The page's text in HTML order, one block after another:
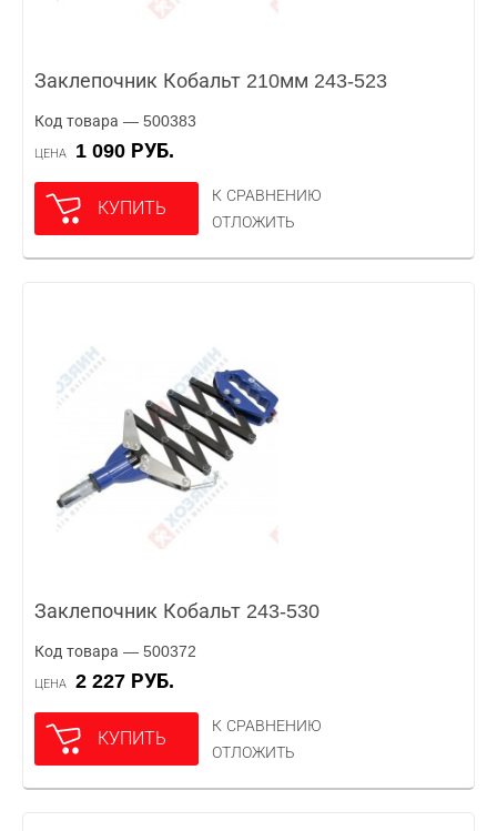
Заклепочник Кобальт 210мм 243-523
Код товара — 500383
ЦЕНА 1 090 РУБ.
КУПИТЬ
К СРАВНЕНИЮ
ОТЛОЖИТЬ
Заклепочник Кобальт 243-530
Код товара — 500372
ЦЕНА 2 227 РУБ.
КУПИТЬ
К СРАВНЕНИЮ
ОТЛОЖИТЬ